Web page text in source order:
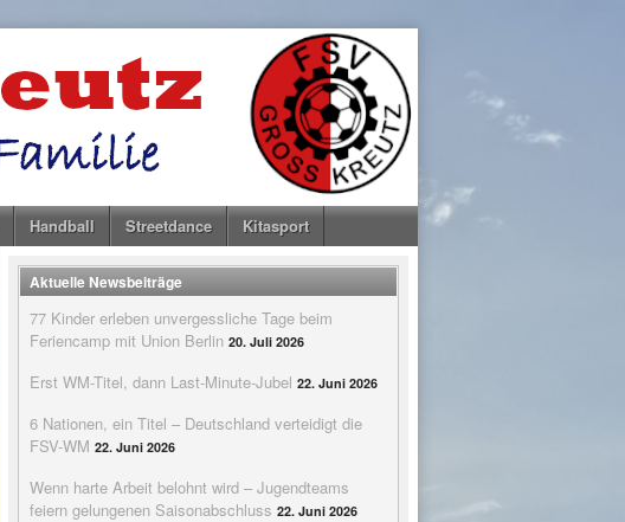
Handball Streetdance Kitasport
Aktuelle Newsbeiträge
77 Kinder erleben unvergessliche Tage beim
Feriencamp mit Union Berlin 20. Juli 2026
Erst WM-Titel, dann Last-Minute-Jubel 22. Juni 2026
6 Nationen, ein Titel – Deutschland verteidigt die
FSV-WM 22. Juni 2026
Wenn harte Arbeit belohnt wird – Jugendteams
feiern gelungenen Saisonabschluss 22. Juni 2026